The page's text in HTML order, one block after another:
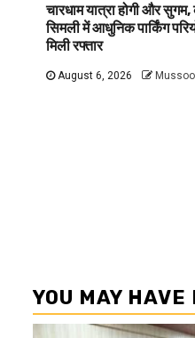
चारधाम यात्रा होगी और
सिमली में आधुनिक पार्किंग
मिली रफ्तार
August 6, 2026
YOU MAY HAVE